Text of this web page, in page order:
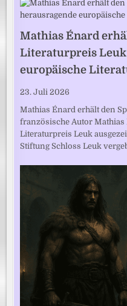
Mathias Énard
Literaturpreis
europäische
23. Juli 2026
Mathias Énard erhält den
französische Autor
Literaturpreis Leuk
Stiftung Schloss Leuk